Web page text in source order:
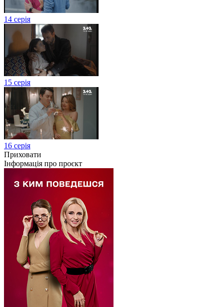
14 серія
15 серія
16 серія
Приховати
Інформація про проєкт